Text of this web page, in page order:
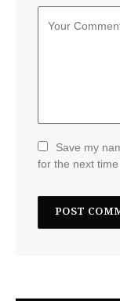
Save my
for the next time